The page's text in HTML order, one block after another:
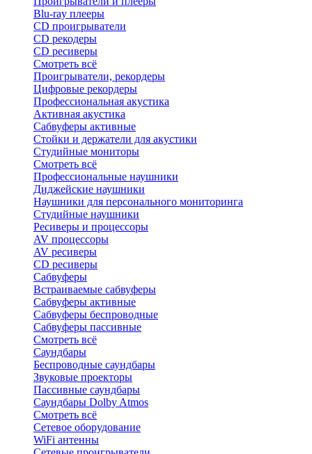
Blu-ray плееры
CD проигрыватели
CD рекодеры
CD ресиверы
Смотреть всё
Проигрыватели, рекордеры
Цифровые рекордеры
Профессиональная акустика
Активная акустика
Сабвуферы активные
Стойки и держатели для акустики
Студийные мониторы
Смотреть всё
Профессиональные наушники
Диджейские наушники
Наушники для персонального мониторинга
Студийные наушники
Ресиверы и процессоры
AV процессоры
AV ресиверы
CD ресиверы
Сабвуферы
Встраиваемые сабвуферы
Сабвуферы активные
Сабвуферы беспроводные
Сабвуферы пассивные
Смотреть всё
Саундбары
Беспроводные саундбары
Звуковые проекторы
Пассивные саундбары
Саундбары Dolby Atmos
Смотреть всё
Сетевое оборудование
WiFi антенны